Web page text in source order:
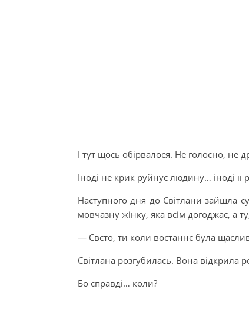
І тут щось обірвалося. Не голосно, не
Іноді не крик руйнує людину… іноді
Наступного дня до Світлани зайшла
мовчазну жінку, яка всім догоджає, а
— Свєто, ти коли востаннє була
Світлана розгубилась. Вона відкрила
Бо справді… коли?